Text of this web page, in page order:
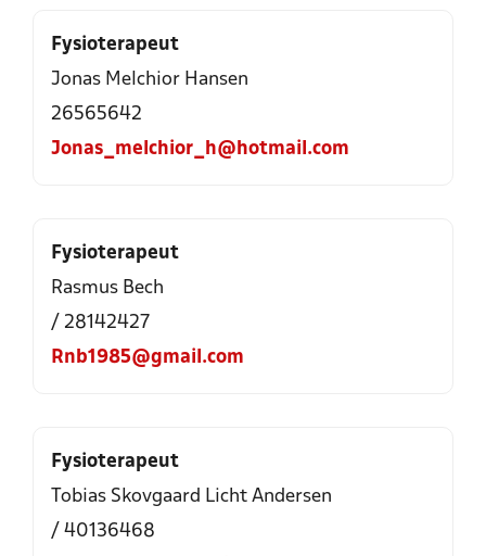
Fysioterapeut
Jonas Melchior Hansen
26565642
Jonas_melchior_h@hotmail.com
Fysioterapeut
Rasmus Bech
/ 28142427
Rnb1985@gmail.com
Fysioterapeut
Tobias Skovgaard Licht Andersen
/ 40136468